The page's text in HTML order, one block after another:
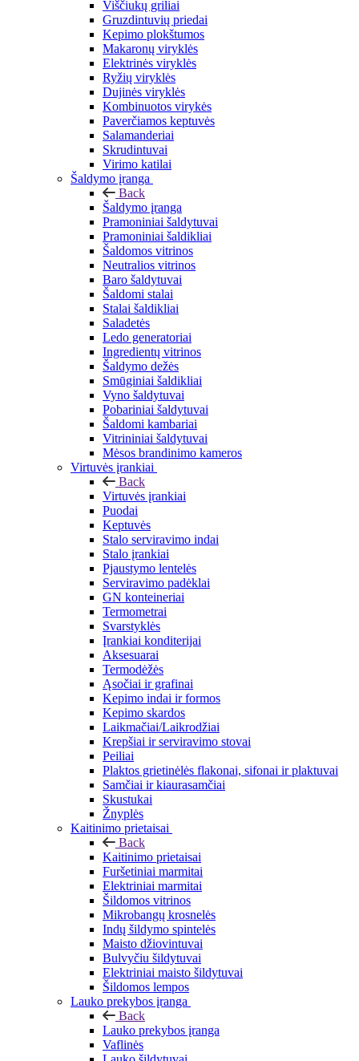
Viščiukų griliai
Gruzdintuvių priedai
Kepimo plokštumos
Makaronų viryklės
Elektrinės viryklės
Ryžių viryklės
Dujinės viryklės
Kombinuotos virykės
Paverčiamos keptuvės
Salamanderiai
Skrudintuvai
Virimo katilai
Šaldymo įranga
Back
Šaldymo įranga
Pramoniniai šaldytuvai
Pramoniniai šaldikliai
Šaldomos vitrinos
Neutralios vitrinos
Baro šaldytuvai
Šaldomi stalai
Stalai šaldikliai
Saladetės
Ledo generatoriai
Ingredientų vitrinos
Šaldymo dežės
Smūginiai šaldikliai
Vyno šaldytuvai
Pobariniai šaldytuvai
Šaldomi kambariai
Vitrininiai šaldytuvai
Mėsos brandinimo kameros
Virtuvės įrankiai
Back
Virtuvės įrankiai
Puodai
Keptuvės
Stalo serviravimo indai
Stalo įrankiai
Pjaustymo lentelės
Serviravimo padėklai
GN konteineriai
Termometrai
Svarstyklės
Įrankiai konditerijai
Aksesuarai
Termodėžės
Ąsočiai ir grafinai
Kepimo indai ir formos
Kepimo skardos
Laikmačiai/Laikrodžiai
Krepšiai ir serviravimo stovai
Peiliai
Plaktos grietinėlės flakonai, sifonai ir plaktuvai
Samčiai ir kiaurasamčiai
Skustukai
Žnyplės
Kaitinimo prietaisai
Back
Kaitinimo prietaisai
Furšetiniai marmitai
Elektriniai marmitai
Šildomos vitrinos
Mikrobangų krosnelės
Indų šildymo spintelės
Maisto džiovintuvai
Bulvyčiu šildytuvai
Elektriniai maisto šildytuvai
Šildomos lempos
Lauko prekybos įranga
Back
Lauko prekybos įranga
Vaflinės